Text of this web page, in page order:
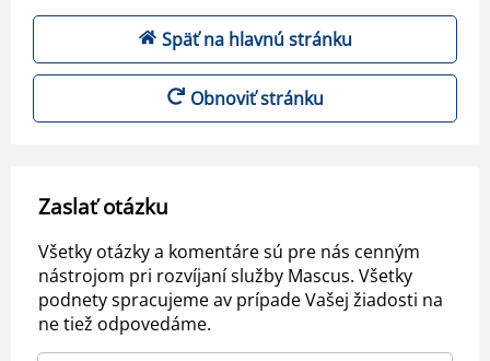
Späť na hlavnú stránku
Obnoviť stránku
Zaslať otázku
Všetky otázky a komentáre sú pre nás cenným
nástrojom pri rozvíjaní služby Mascus. Všetky
podnety spracujeme av prípade Vašej žiadosti na
ne tiež odpovedáme.